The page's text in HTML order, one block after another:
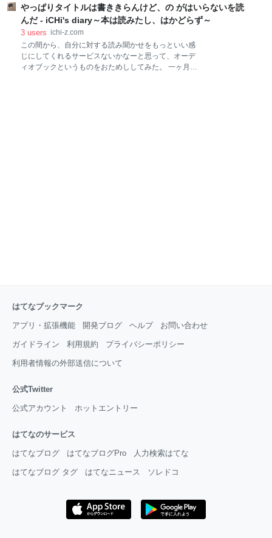
ト と自分に課した時間割をこなす、脳トレ学校。結果
真面目。 最後に一句 寸前の爺い習わぬ経を書き写す
ナンチテ。寸前はブラ
レイドッグス）とコラボ。 なんと、現役作家の3人が
キャラクター化。 かっこいい！ 角川文庫の冊子は、こ
とさら少しひねって流行りのナゾトキ。なかなか手強
いというか解くのに時間と根性がいる問題。 ノベルテ
ィは抽選で〜という事で、少し残念。 カドフェス
2020小冊子 (角川文庫) 作者:角川文庫編集部 発売日:
やっぱりタイトルは書ききらんけど、の がはいらないを読
んだ - iCHi's diary～本は読みたし、はかどらず～
3 users ichi-z.com
この間から、自分に対する読み聞かせをもっといい感
じにしてくれるサービスないかなーと思って、オーデ
ィオブックというものをおためししてみた。 一ヶ月書
はてなブックマーク
アプリ・拡張機能 開発ブログ ヘルプ お問い合わせ
ガイドライン 利用規約 プライバシーポリシー
利用者情報の外部送信について
公式Twitter
公式アカウント ホットエントリー
はてなのサービス
はてなブログ はてなブログPro 人力検索はてな
はてなブログ タグ はてなニュース ソレドコ